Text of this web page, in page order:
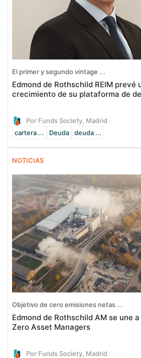
El primer y segundo vintage ...
Edmond de Rothschild REIM prevé
crecimiento de su plataforma de
Por Funds Society, Madrid
cartera ...
Deuda deuda ...
NOTICIAS
Objetivo de cero emisiones netas ...
Edmond de Rothschild AM se une
Zero Asset Managers
Por Funds Society, Madrid